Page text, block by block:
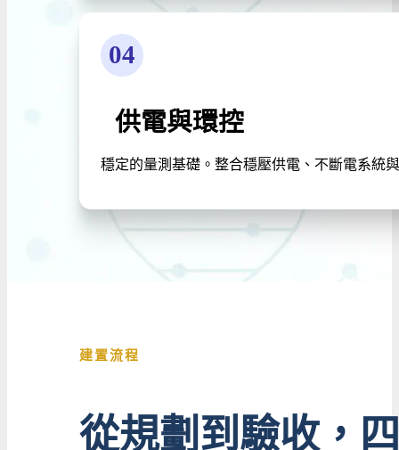
04
供電與環控
穩定的量測基礎。整合穩壓供電、不斷電系統
建置流程
從規劃到驗收，